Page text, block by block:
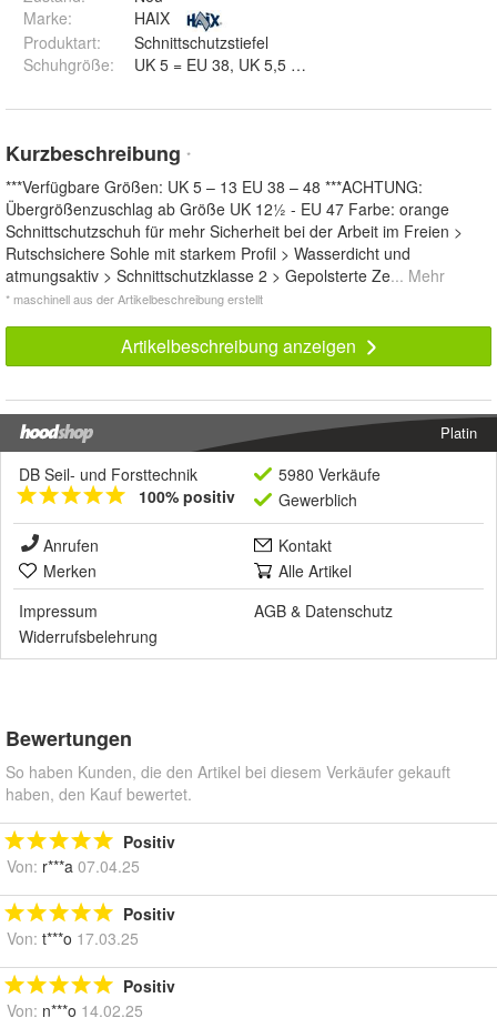
Marke:
HAIX
Produktart:
Schnittschutzstiefel
Schuhgröße: UK 5 = EU 38, UK 5,5 = EU 39, UK 6 = EU 39, UK
Kurzbeschreibung *
***Verfügbare Größen: UK 5 – 13 EU 38 – 48 ***ACHTUNG:
Übergrößenzuschlag ab Größe UK 12½ - EU 47 Farbe: orange
Schnittschutzschuh für mehr Sicherheit bei der Arbeit im Freien >
Rutschsichere Sohle mit starkem Profil > Wasserdicht und
atmungsaktiv > Schnittschutzklasse 2 > Gepolsterte Ze... Mehr
* maschinell aus der Artikelbeschreibung erstellt
Artikelbeschreibung anzeigen
Platin
DB Seil- und Forsttechnik
100% positiv
5980 Verkäufe
Gewerblich
Anrufen
Kontakt
Merken
Alle Artikel
Impressum
AGB & Datenschutz
Widerrufsbelehrung
Bewertungen
So haben Kunden, die den Artikel bei diesem Verkäufer gekauft
haben, den Kauf bewertet.
Positiv
Von: r***a 07.04.25
Positiv
Von: t***o 17.03.25
Positiv
Von: n***o 14.02.25